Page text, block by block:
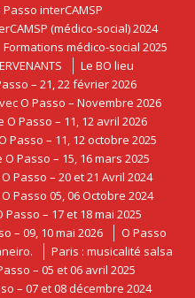
interCAMSP
(médico-social) 2024
Formations médico-social 2025
Le BO lieu
– 21, 22 février 2026
O Passo – Novembre 2026
Passo – 11, 12 avril 2026
Passo – 11, 12 octobre 2025
Passo – 15, 16 mars 2025
Passo – 20 et 21 Avril 2024
Passo 05, 06 Octobre 2024
– 17 et 18 mai 2025
– 09, 10 mai 2026
O Passo
Paris : musicalité salsa
– 05 et 06 avril 2025
– 07 et 08 décembre 2024